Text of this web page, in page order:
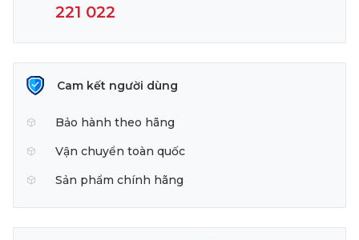
221 022
Cam kết người dùng
Bảo hành theo hãng
Vận chuyển toàn quốc
Sản phẩm chính hãng